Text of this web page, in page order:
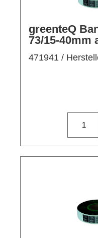
greenteQ
73/15-40mm
Rollen
471941 /